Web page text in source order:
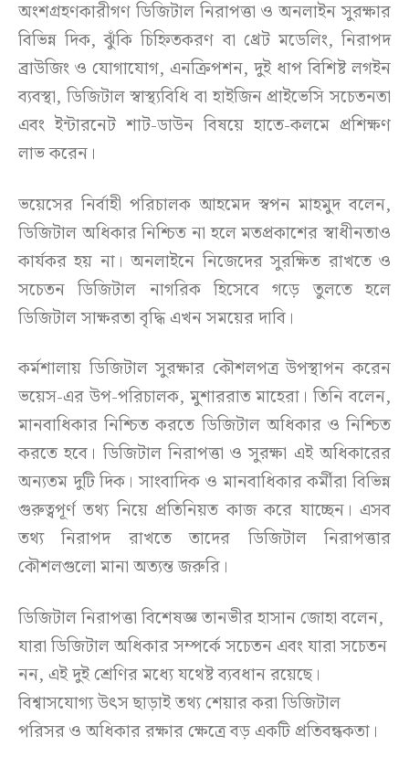
অংশগ্রহণকারীগণ ডিজিটাল নিরাপত্তা ও অনলাইন সুরক্ষার
বিভিন্ন দিক, ঝুঁকি চিহ্নিতকরণ বা থ্রেট মডেলিং, নিরাপদ
ব্রাউজিং ও যোগাযোগ, এনক্রিপশন, দুই ধাপ বিশিষ্ট লগইন
ব্যবস্থা, ডিজিটাল স্বাস্থ্যবিধি বা হাইজিন প্রাইভেসি সচেতনতা
এবং ইন্টারনেট শাট-ডাউন বিষয়ে হাতে-কলমে প্রশিক্ষণ
লাভ করেন।
ভয়েসের নির্বাহী পরিচালক আহমেদ স্বপন মাহমুদ বলেন,
ডিজিটাল অধিকার নিশ্চিত না হলে মতপ্রকাশের স্বাধীনতাও
কার্যকর হয় না। অনলাইনে নিজেদের সুরক্ষিত রাখতে ও
সচেতন ডিজিটাল নাগরিক হিসেবে গড়ে তুলতে হলে
ডিজিটাল সাক্ষরতা বৃদ্ধি এখন সময়ের দাবি।
কর্মশালায় ডিজিটাল সুরক্ষার কৌশলপত্র উপস্থাপন করেন
ভয়েস-এর উপ-পরিচালক, মুশাররাত মাহেরা। তিনি বলেন,
মানবাধিকার নিশ্চিত করতে ডিজিটাল অধিকার ও নিশ্চিত
করতে হবে। ডিজিটাল নিরাপত্তা ও সুরক্ষা এই অধিকারের
অন্যতম দুটি দিক। সাংবাদিক ও মানবাধিকার কর্মীরা বিভিন্ন
গুরুত্বপূর্ণ তথ্য নিয়ে প্রতিনিয়ত কাজ করে যাচ্ছেন। এসব
তথ্য নিরাপদ রাখতে তাদের ডিজিটাল নিরাপত্তার
কৌশলগুলো মানা অত্যন্ত জরুরি।
ডিজিটাল নিরাপত্তা বিশেষজ্ঞ তানভীর হাসান জোহা বলেন,
যারা ডিজিটাল অধিকার সম্পর্কে সচেতন এবং যারা সচেতন
নন, এই দুই শ্রেণির মধ্যে যথেষ্ট ব্যবধান রয়েছে।
বিশ্বাসযোগ্য উৎস ছাড়াই তথ্য শেয়ার করা ডিজিটাল
পরিসর ও অধিকার রক্ষার ক্ষেত্রে বড় একটি প্রতিবন্ধকতা।